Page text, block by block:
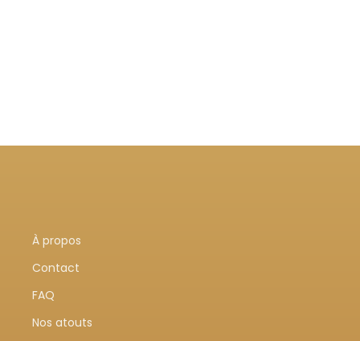
À propos
Contact
FAQ
Nos atouts